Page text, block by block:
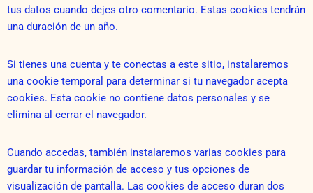
tus datos cuando dejes otro comentario. Estas cookies tendrán
una duración de un año.
Si tienes una cuenta y te conectas a este sitio, instalaremos
una cookie temporal para determinar si tu navegador acepta
cookies. Esta cookie no contiene datos personales y se
elimina al cerrar el navegador.
Cuando accedas, también instalaremos varias cookies para
guardar tu información de acceso y tus opciones de
visualización de pantalla. Las cookies de acceso duran dos